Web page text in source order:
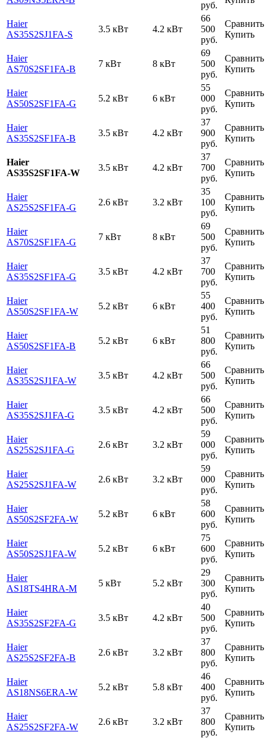
руб.
Haier
AS35S2SJ1FA-S
3.5 кВт 4.2 кВт
66
500
руб.
Сравнить
Купить
Haier
AS70S2SF1FA-B
7 кВт 8 кВт
69
500
руб.
Сравнить
Купить
Haier
AS50S2SF1FA-G
5.2 кВт 6 кВт
55
000
руб.
Сравнить
Купить
Haier
AS35S2SF1FA-B
3.5 кВт 4.2 кВт
37
900
руб.
Сравнить
Купить
Haier
AS35S2SF1FA-W
3.5 кВт 4.2 кВт
37
700
руб.
Сравнить
Купить
Haier
AS25S2SF1FA-G
2.6 кВт 3.2 кВт
35
100
руб.
Сравнить
Купить
Haier
AS70S2SF1FA-G
7 кВт 8 кВт
69
500
руб.
Сравнить
Купить
Haier
AS35S2SF1FA-G
3.5 кВт 4.2 кВт
37
700
руб.
Сравнить
Купить
Haier
AS50S2SF1FA-W
5.2 кВт 6 кВт
55
400
руб.
Сравнить
Купить
Haier
AS50S2SF1FA-B
5.2 кВт 6 кВт
51
800
руб.
Сравнить
Купить
Haier
AS35S2SJ1FA-W
3.5 кВт 4.2 кВт
66
500
руб.
Сравнить
Купить
Haier
AS35S2SJ1FA-G
3.5 кВт 4.2 кВт
66
500
руб.
Сравнить
Купить
Haier
AS25S2SJ1FA-G
2.6 кВт 3.2 кВт
59
000
руб.
Сравнить
Купить
Haier
AS25S2SJ1FA-W
2.6 кВт 3.2 кВт
59
000
руб.
Сравнить
Купить
Haier
AS50S2SF2FA-W
5.2 кВт 6 кВт
58
600
руб.
Сравнить
Купить
Haier
AS50S2SJ1FA-W
5.2 кВт 6 кВт
75
600
руб.
Сравнить
Купить
Haier
AS18TS4HRA-M
5 кВт 5.2 кВт
29
300
руб.
Сравнить
Купить
Haier
AS35S2SF2FA-G
3.5 кВт 4.2 кВт
40
500
руб.
Сравнить
Купить
Haier
AS25S2SF2FA-B
2.6 кВт 3.2 кВт
37
800
руб.
Сравнить
Купить
Haier
AS18NS6ERA-W
5.2 кВт 5.8 кВт
46
400
руб.
Сравнить
Купить
Haier
AS25S2SF2FA-W
2.6 кВт 3.2 кВт
37
800
руб.
Сравнить
Купить